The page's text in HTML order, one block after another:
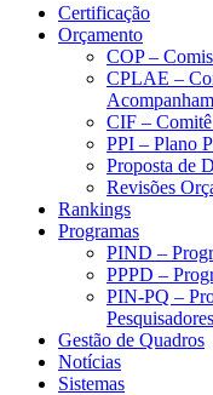
Certificação
Orçamento
COP –
CPLAE –
CIF –
PPI – Plano
Proposta de
Revisões
Rankings
Programas
PIND –
PPPD –
PIN-PQ –
Pesquisadores
Gestão de Quadros
Notícias
Sistemas